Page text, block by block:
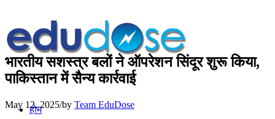
होम
भारतीय सशस्‍त्र बलों ने ऑपरेशन सिंदूर शुरू किया,
पाकिस्तान में सैन्य कार्रवाई
May 12, 2025/by Team EduDose